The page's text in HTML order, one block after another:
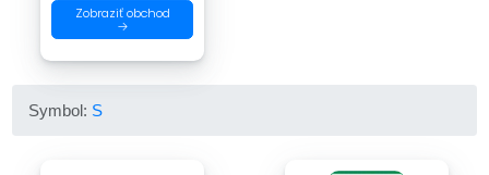
Zobraziť obchod
→
Symbol: S